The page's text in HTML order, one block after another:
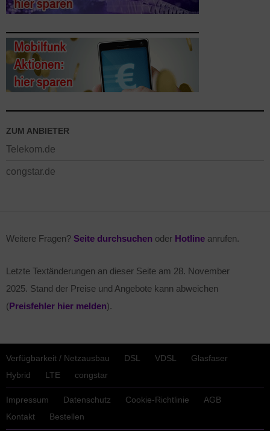
ZUM ANBIETER
Telekom.de
congstar.de
Weitere Fragen? Seite durchsuchen oder Hotline anrufen.
Letzte Textänderungen an dieser Seite am 28. November
2025. Stand der Preise und Angebote kann abweichen
(Preisfehler hier melden).
Verfügbarkeit / Netzausbau DSL VDSL
Glasfaser
Hybrid
LTE congstar
Impressum Datenschutz Cookie-Richtlinie
AGB
Kontakt
Bestellen